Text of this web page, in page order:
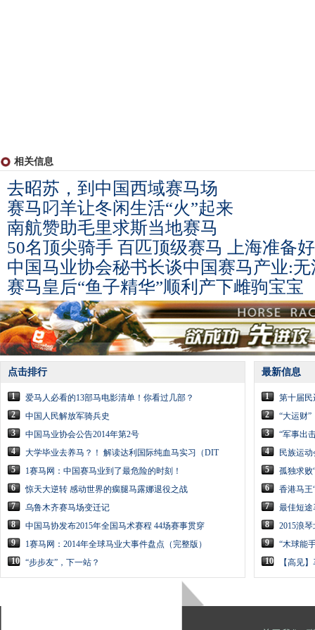
相关信息
去昭苏，到中国西域赛马场
赛马叼羊让冬闲生活“火”起来
南航赞助毛里求斯当地赛马
50名顶尖骑手 百匹顶级赛马 上海准备
中国马业协会秘书长谈中国赛马产业:
赛马皇后“鱼子精华”顺利产下雌驹宝宝
点击排行
1
爱马人必看的13部马电影清单！你看过几部？
2
中国人民解放军骑兵史
3
中国马业协会公告2014年第2号
4
大学毕业去养马？！ 解读达利国际纯血马实习（DIT
5
1赛马网：中国赛马业到了最危险的时刻！
6
惊天大逆转 感动世界的瘸腿马露娜退役之战
7
乌鲁木齐赛马场变迁记
8
中国马协发布2015年全国马术赛程 44场赛事贯穿
9
1赛马网：2014年全球马业大事件盘点（完整版）
10 “步步友”，下一站？
最新信息
1
第十届民
2
“大运财”
3
“军事出
4
民族运
5
孤独求败
6
香港马王
7
最佳短途
8
2015浪
9
“木球能
10
【高见